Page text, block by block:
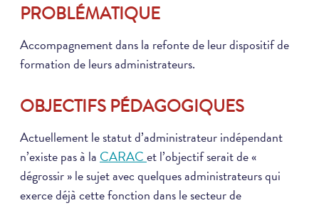
PROBLÉMATIQUE
Accompagnement dans la refonte de leur dispositif de
formation de leurs administrateurs.
OBJECTIFS PÉDAGOGIQUES
Actuellement le statut d’administrateur indépendant
n’existe pas à la CARACet l’objectif serait de «
dégrossir » le sujet avec quelques administrateurs qui
exerce déjà cette fonction dans le secteur de